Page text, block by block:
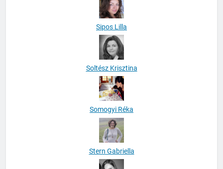
Sipos Lilla
Soltész Krisztina
Somogyi Réka
Stern Gabriella